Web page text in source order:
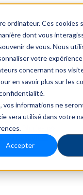
ordinateur. Ces cookies
dont vous
de vous. Nous
votre
concernant nos
en savoir plus sur les
informations ne
sera utilisé dans votre
Accepter
& Nucléaire
Transport &